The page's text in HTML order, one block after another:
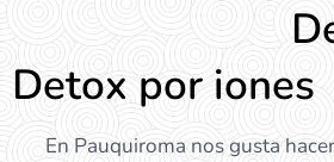
Detox por iones
En Pauquiroma nos gusta hacer